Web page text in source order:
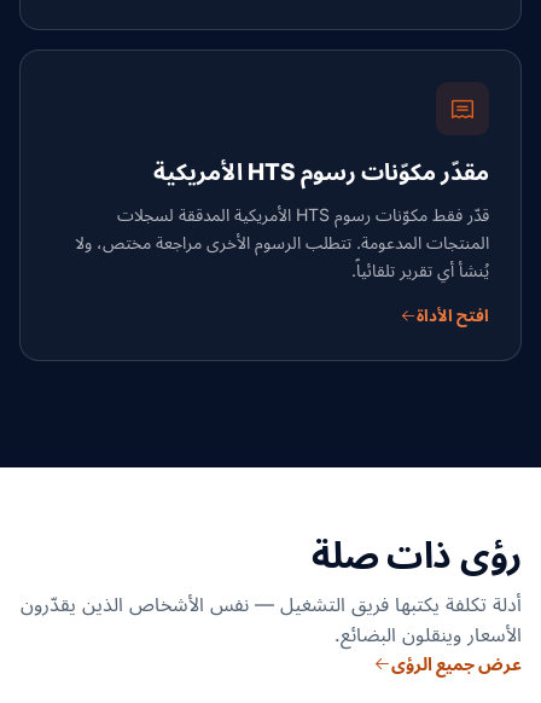
مقدّر مكوّنات رسوم HTS الأمريكية
قدّر فقط مكوّنات رسوم HTS الأمريكية المدققة لسجلات
المنتجات المدعومة. تتطلب الرسوم الأخرى مراجعة مختص، ولا
يُنشأ أي تقرير تلقائياً.
افتح الأداة
رؤى ذات صلة
أدلة تكلفة يكتبها فريق التشغيل — نفس الأشخاص الذين يقدّرون
الأسعار وينقلون البضائع.
عرض جميع الرؤى